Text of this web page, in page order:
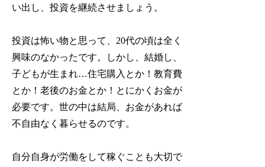
い出し、投資を継続させましょう。
投資は怖い物と思って、20代の頃は全く
興味のなかったです。しかし、結婚し、
子どもが生まれ…住宅購入とか！教育費
とか！老後のお金とか！とにかくお金が
必要です。世の中は結局、お金があれば
不自由なく暮らせるのです。
自分自身が労働をして稼ぐことも大切で